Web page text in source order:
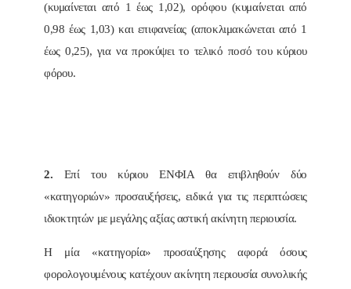
(κυμαίνεται από 1 έως 1,02), ορόφου (κυμαίνεται από
0,98 έως 1,03) και επιφανείας (αποκλιμακώνεται από 1
έως 0,25), για να προκύψει το τελικό ποσό του κύριου
φόρου.
2. Επί του κύριου ΕΝΦΙΑ θα επιβληθούν δύο
«κατηγοριών» προσαυξήσεις, ειδικά για τις περιπτώσεις
ιδιοκτητών με μεγάλης αξίας αστική ακίνητη περιουσία.
Η μία «κατηγορία» προσαύξησης αφορά όσους
φορολογουμένους κατέχουν ακίνητη περιουσία συνολικής